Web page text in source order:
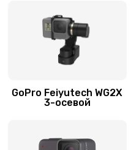
GoPro Feiyutech WG2X
3-осевой